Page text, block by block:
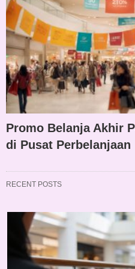
Promo Belanja Akhir
di Pusat Perbelanjaan
RECENT POSTS